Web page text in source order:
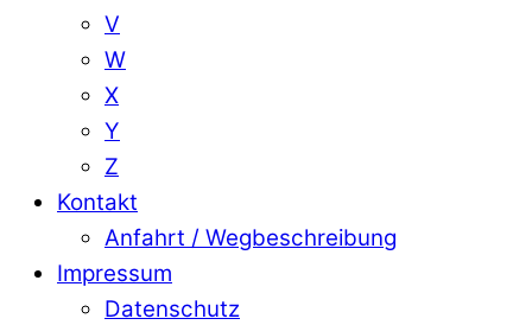
V
W
X
Y
Z
Kontakt
Anfahrt / Wegbeschreibung
Impressum
Datenschutz